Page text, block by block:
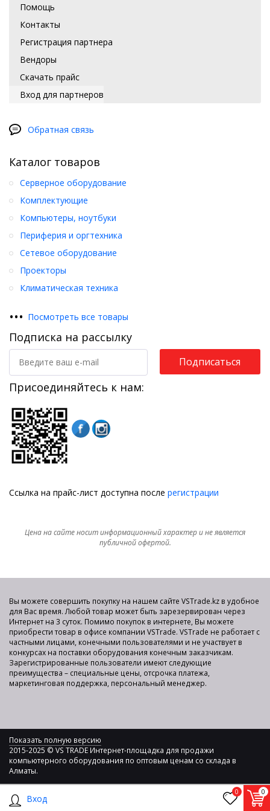
Вход
0 0
Помощь
Контакты
Регистрация партнера
Вендоры
Скачать прайс
Вход для партнеров
Обратная связь
Каталог товаров
Серверное оборудование
Комплектующие
Компьютеры, ноутбуки
Периферия и оргтехника
Сетевое оборудование
Проекторы
Климатическая техника
••• Посмотреть все товары
Подписка на рассылку
Подписаться
Присоединяйтесь к нам:
Ссылка на прайс-лист доступна после регистрации
Цена на сайте носит информационный характер и не является
публичной офертой.
Вы можете совершить покупку на нашем сайте VSTrade.kz в удобное
для Вас время. Любой товар может быть зарезервирован через
Интернет на 3 суток. Помимо покупок в интернете, Вы можете
приобрести товар в офисе компании VSTrade. VSTrade не работает с
частными лицами, конечными пользователями и не участвует в
конкурсах на поставки оборудования конечным заказчикам.
Зарегистрированные пользователи имеют следующие
преимущества – специальные цены, отсрочка платежа,
маркетинговая поддержка, персональный менеджер.
Показать полную версию
2015-2025 © VS TRADE Интернет-площадка для продажи
компьютерного оборудования по оптовым ценам со склада в
Алматы.